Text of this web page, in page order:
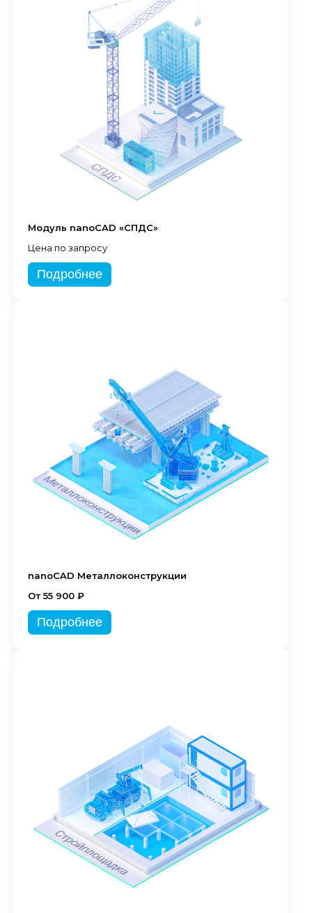
Модуль nanoCAD «СПДС»
Цена по запросу
Подробнее
nanoCAD Металлоконструкции
От 55 900 ₽
Подробнее